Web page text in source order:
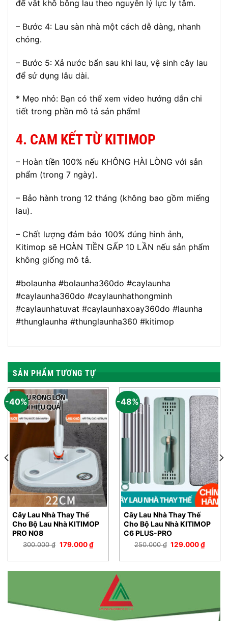
để vắt khô bông lau theo nguyên lý lực ly tâm.
– Bước 4: Lau sàn nhà một cách dễ dàng, nhanh
chóng.
– Bước 5: Xả nước bẩn sau khi lau, vệ sinh cây lau
để sử dụng lâu dài.
* Mẹo nhỏ: Bạn có thể xem video hướng dẫn chi
tiết trong phần mô tả sản phẩm!
4. CAM KẾT TỪ KITIMOP
– Hoàn tiền 100% nếu KHÔNG HÀI LÒNG với sản
phẩm (trong 7 ngày).
– Bảo hành trong 12 tháng (không bao gồm miếng
lau).
– Chất lượng đảm bảo 100% đúng hình ảnh,
Kitimop sẽ HOÀN TIỀN GẤP 10 LẦN nếu sản phẩm
không giống mô tả.
#bolaunha #bolaunha360do #caylaunha
#caylaunha360do #caylaunhathongminh
#caylaunhatuvat #caylaunhaxoay360do #launha
#thunglaunha #thunglaunha360 #kitimop
SẢN PHẨM TƯƠNG TỰ
-40%
Cây Lau Nhà Thay Thế
Cho Bộ Lau Nhà KITIMOP
PRO N08
300.000₫ Giá
300.000 ₫.
179.000₫Giá
hiện
là:
179.000 ₫.
-48%
Cây Lau Nhà Thay Thế
Cho Bộ Lau Nhà KITIMOP
C6 PLUS-PRO
250.000₫ Giá
250.000 ₫.
129.000₫Giá
là:
₫.